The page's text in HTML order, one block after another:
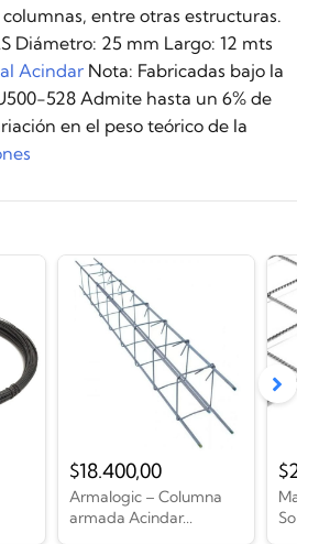
entre otras estructuras.
Diámetro: 25 mm Largo: 12 mts
Acindar Nota: Fabricadas bajo la
528 Admite hasta un 6% de
en el peso teórico de la
Armalogic – Columna
armada Acindar...
$18.400,00 $